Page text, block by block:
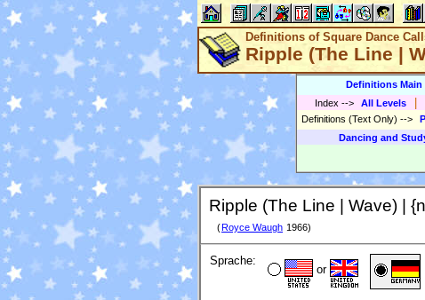
Definitions of Square Dance
Ripple (The Line |
Definitions Main
Index --> All Levels
Definitions (Text Only) -->
Dancing and
Ripple (The Line | Wave) |
( Royce Waugh 1966)
Sprache:
or